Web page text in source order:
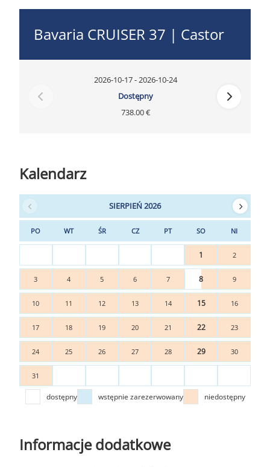
Bavaria CRUISER 37 | Castor
2026-10-17 - 2026-10-24
Dostępny
738.00 €
Kalendarz
SIERPIEŃ 2026
PO WT ŚR CZ PT SO NI
1 2
3 4 5 6 7 8 9
10 11 12 13 14 15 16
17 18 19 20 21 22 23
24 25 26 27 28 29 30
31
dostępny wstępnie zarezerwowany niedostępny
Informacje dodatkowe